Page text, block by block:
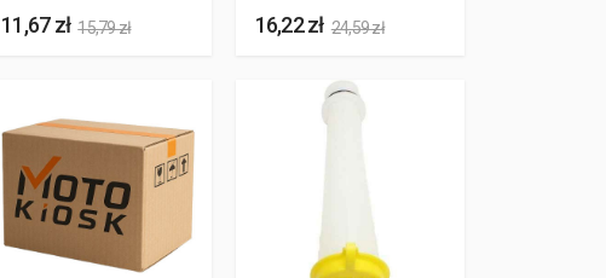
11,67 zł 15,79 zł 16,22 zł 24,59 zł